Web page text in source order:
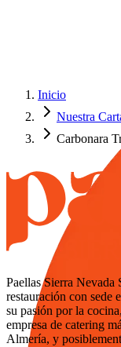
Inicio
Nuestra
Carbonara
Paellas Sierra Nevada
restauración con sede
su pasión por la
empresa de catering
Almería, y